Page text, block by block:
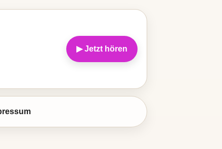
▶ Jetzt hören